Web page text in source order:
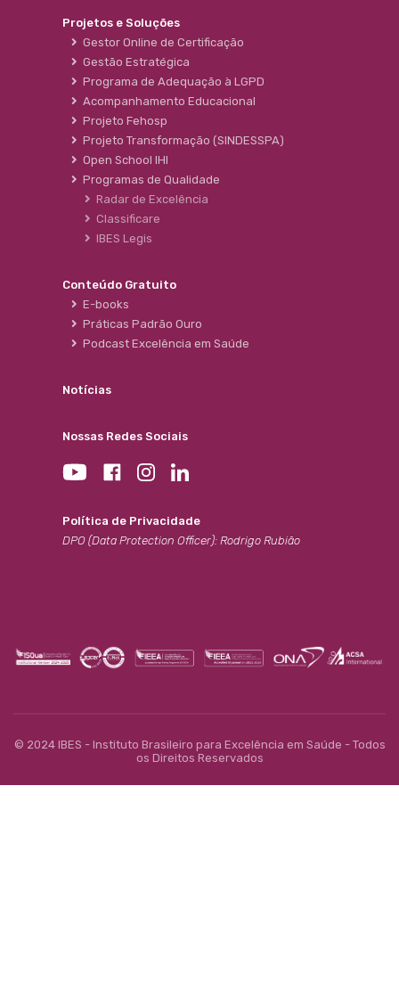
Projetos e Soluções
Gestor Online de Certificação
Gestão Estratégica
Programa de Adequação à LGPD
Acompanhamento Educacional
Projeto Fehosp
Projeto Transformação (SINDESSPA)
Open School IHI
Programas de Qualidade
Radar de Excelência
Classificare
IBES Legis
Conteúdo Gratuito
E-books
Práticas Padrão Ouro
Podcast Excelência em Saúde
Notícias
Nossas Redes Sociais
Política de Privacidade
DPO (Data Protection Officer): Rodrigo Rubião
© 2024 IBES - Instituto Brasileiro para Excelência em Saúde - Todos
os Direitos Reservados